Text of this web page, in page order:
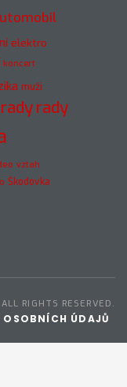
elektro
koncert
muži
radyrady
vztah
Škodovka
RIGHTS RESERVED.
OSOBNÍCH ÚDAJŮ